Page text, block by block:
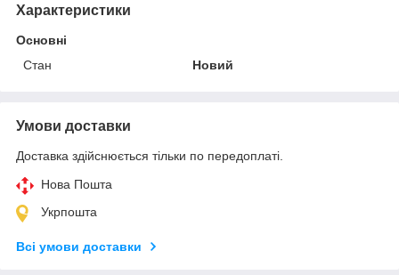
Характеристики
Основні
Стан
Новий
Умови доставки
Доставка здійснюється тільки по передоплаті.
Нова Пошта
Укрпошта
Всі умови доставки